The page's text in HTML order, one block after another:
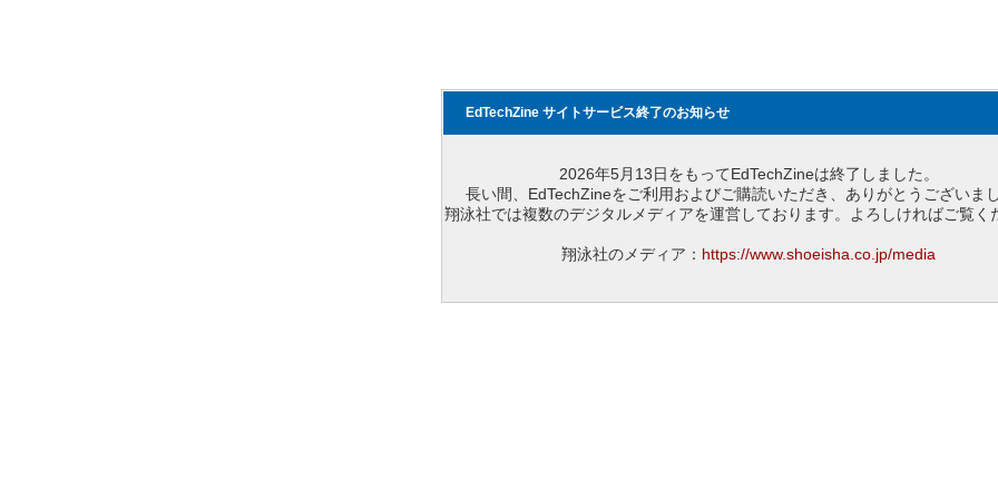
EdTechZine サイトサービス終了のお知らせ
2026年5月13日をもってEdTechZineは終了しました。
長い間、EdTechZineをご利用およびご購読いただき、ありがとうございま
翔泳社では複数のデジタルメディアを運営しております。よろしければご覧く
翔泳社のメディア： https://www.shoeisha.co.jp/media